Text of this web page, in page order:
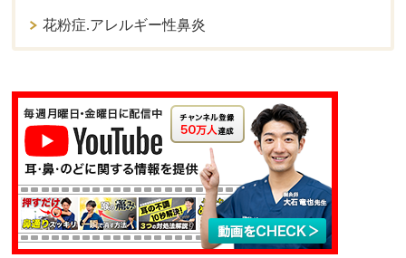
花粉症.アレルギー性鼻炎